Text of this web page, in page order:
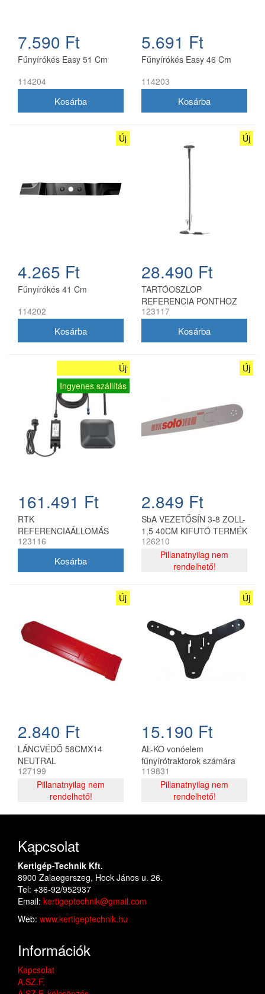
7.590 Ft
Fűnyírókés Easy 51 Cm
114204
5.691 Ft
Fűnyírókés Easy 46 Cm
114203
Új
4.265 Ft
Fűnyírókés 41 Cm
114202
Új
28.490 Ft
TARTÓOSZLOP
REFERENCIA PONTHOZ
123117
Új
Ingyenes szállítás
161.491 Ft
RTK
REFERENCIAÁLLOMÁS
123116
Új
2.849 Ft
SbA VEZETŐSÍN 3-8 ZOLL-
1,5 40CM KIFUTÓ TERMÉK
126210
Pillanatnyilag nem
rendelhető!
Új
2.840 Ft
LÁNCVÉDŐ 58CMX14
NEUTRAL
127199
Pillanatnyilag nem
rendelhető!
Új
15.190 Ft
AL-KO vonóelem
fűnyírótraktorok számára
119831
Pillanatnyilag nem
rendelhető!
Kapcsolat
Kertigép-Technik Kft.
8900 Zalaegerszeg, Hock János u. 26.
Tel: +36-92/952937
Email: kertigeptechnik@gmail.com
Web: www.kertigeptechnik.hu
Információk
Kapcsolat
A.SZ.F.